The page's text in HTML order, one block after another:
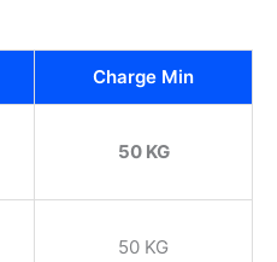
Charge Min
50 KG
50 KG